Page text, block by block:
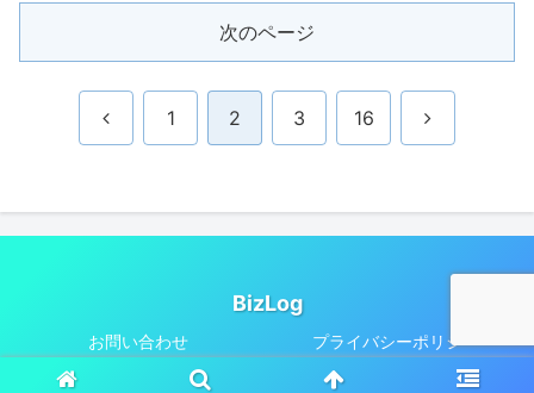
次のページ
前 1 2 3 16 次
BizLog
お問い合わせ プライバシーポリシー
© 2025 BizLog.